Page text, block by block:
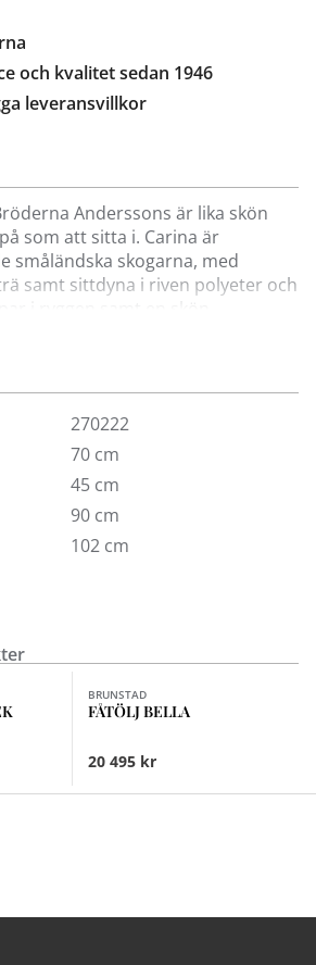
och kvalitet sedan 1946
leveransvillkor
Anderssons är lika skön
som att sitta i. Carina är
småländska skogarna, med
samt sittdyna i riven polyeter och
i ryggen samt en skön
emot. Visas här i utvalda
för extra bekvämlighet.
ett större utbud av tyger och
270222
70 cm
45 cm
90 cm
102 cm
fler val (7)
BRUNSTAD
FÅTÖLJ BELLA
20 495 kr